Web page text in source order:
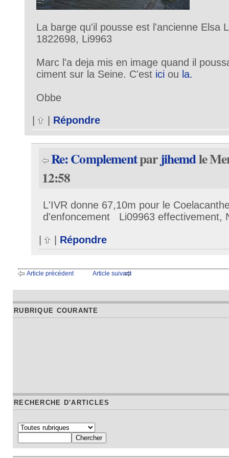
La barge qu'il pousse est l'ancienne Elsa
1822698, Li9963
Marc l'a deja mis en image quand il
ciment sur la Seine. C'est ici ou la.
Obbe
Répondre
Re: Complementparjihemdle
12:58
L'IVR donne 67,10m pour le
d'enfoncement Li09963 effectivement,
Répondre
Article précédent Article suivant
RUBRIQUE COURANTE
RECHERCHE D'ARTICLES